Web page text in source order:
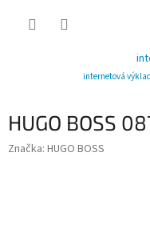
internetová
HUGO BOSS
Značka: HUGO BOSS